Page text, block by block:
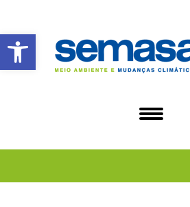
Abrir a barra de ferramentas